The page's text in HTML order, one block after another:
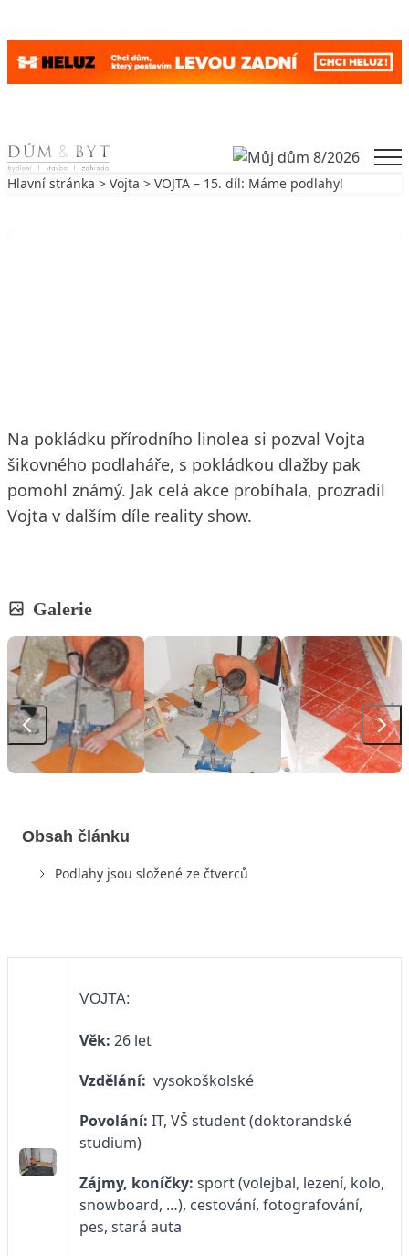
Skip to content
Hlavní stránka > Vojta > VOJTA – 15. díl: Máme podlahy!
Na pokládku přírodního linolea si pozval Vojta
šikovného podlaháře, s pokládkou dlažby pak
pomohl známý. Jak celá akce probíhala, prozradil
Vojta v dalším díle reality show.
Galerie
Obsah článku
Podlahy jsou složené ze čtverců
VOJTA:
Věk: 26 let
Vzdělání: vysokoškolské
Povolání: IT, VŠ student (doktorandské
studium)
Zájmy, koníčky: sport (volejbal, lezení, kolo,
snowboard, …), cestování, fotografování,
pes, stará auta